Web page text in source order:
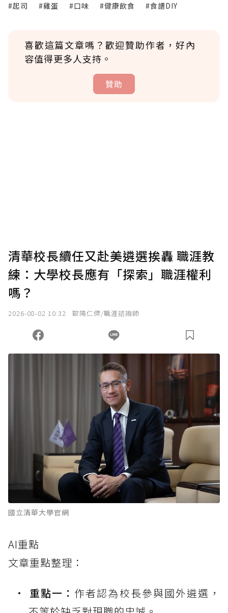
#起司 #雞蛋 #口味 #健康飲食 #食譜DIY
喜歡這篇文章嗎？歡迎贊助作者，好內
容值得更多人支持。
贊助
確認送出
您當前剩餘 U 利點數：0點；前往 購買點數
清華校長續任又赴美遴選挨轟 職涯教
練：大學校長應有「探索」職涯權利
嗎？
2026-08-02 10:32 歐陽仁傑/職涯諮詢師
國立清華大學官網
AI重點
文章重點整理：
重點一： 作者認為校長參與國外遴選，